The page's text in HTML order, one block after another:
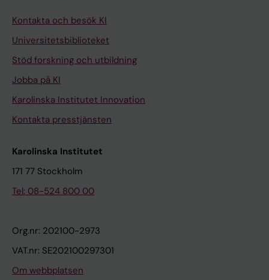
Kontakta och besök KI
Universitetsbiblioteket
Stöd forskning och utbildning
Jobba på KI
Karolinska Institutet Innovation
Kontakta presstjänsten
Karolinska Institutet
171 77 Stockholm
Tel: 08-524 800 00
Org.nr: 202100-2973
VAT.nr: SE202100297301
Om webbplatsen